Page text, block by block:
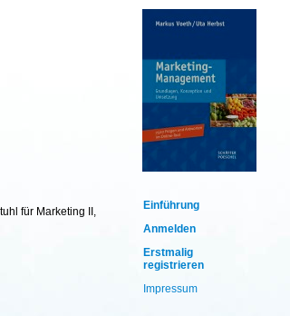
Einführung
Anmelden
Erstmalig
registrieren
Impressum
für Marketing II,